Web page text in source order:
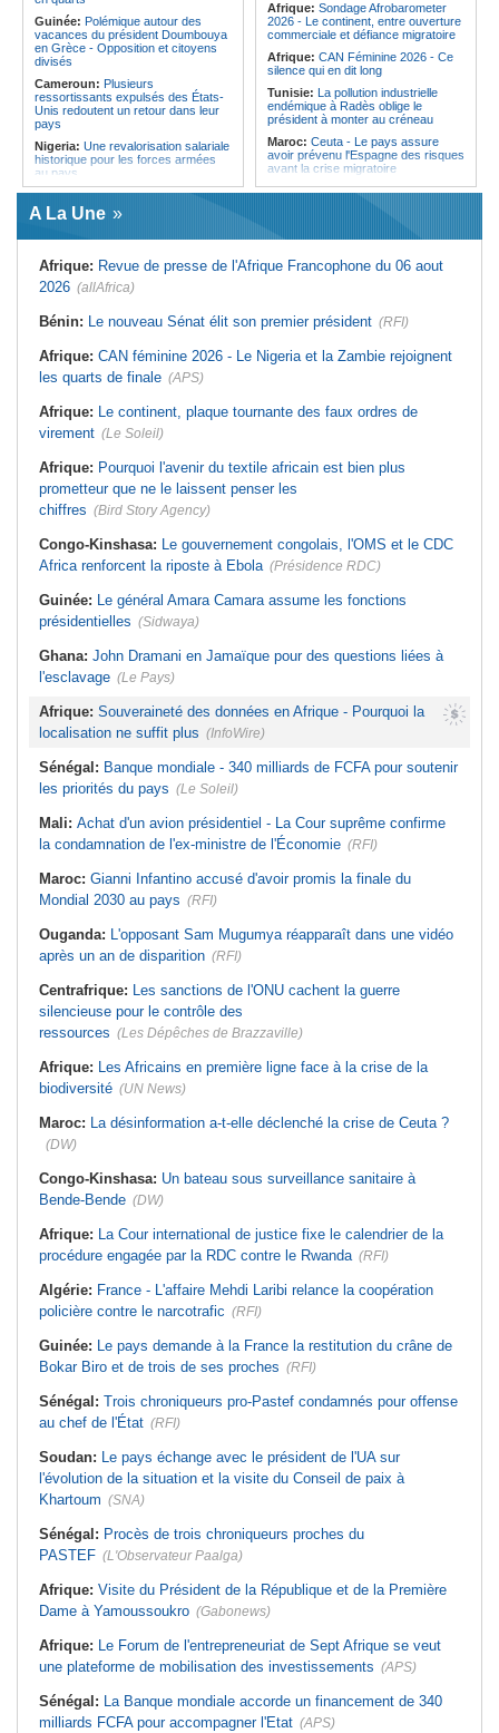
Centrafrique:Incident au pays -
Les FACA récupèrent des armes
Guinée: Polémique autour des
vacances du président Doumbouya
en Grèce - Opposition et citoyens
divisés
Cameroun: Plusieurs
ressortissants expulsés des États-
Unis redoutent un retour dans leur
pays
Nigeria: Une revalorisation salariale
historique pour les forces armées
au pays
Cameroun:Une campagne de
sensibilisation menée dans les
aéroports contre le trafic d'espèces
Mali:
Un journaliste condamné à un
an de prison au pays
Afrique:CAN féminine - La Côte
Maroc fera face à l'Afrique du Sud
Burkina Faso: RDP-RPP - Même
vision !
massacre du 28 septembre 2009,
Bienvenu Lamah promu général de
brigade
l'esclavage au coeur de la visite du
président en Jamaïque
Afrique: Sondage Afrobarometer
2026 - Le continent, entre ouverture
commerciale et défiance migratoire
Afrique: CAN Féminine 2026 - Ce
silence qui en dit long
Tunisie: La pollution industrielle
endémique à Radès oblige le
président à monter au créneau
Maroc: Ceuta - Le pays assure
avoir prévenu l'Espagne des risques
avant la crise migratoire
Afrique:CAN féminine - La Côte
investissement pour un avenir
l'Afrique francophone du 05 août
2026
Tunisie: Vers un renforcement
stratégique du partenariat
32 000 fournitures scolaires saisies
A La Une
Afrique: Revue de presse de l'Afrique Francophone du 06 aout
2026 (allAfrica)
Bénin: Le nouveau Sénat élit son premier président (RFI)
Afrique: CAN féminine 2026 - Le Nigeria et la Zambie rejoignent
les quarts de finale (APS)
Afrique: Le continent, plaque tournante des faux ordres de
virement (Le Soleil)
Afrique: Pourquoi l'avenir du textile africain est bien plus
prometteur que ne le laissent penser les
chiffres (Bird Story Agency)
Congo-Kinshasa: Le gouvernement congolais, l'OMS et le CDC
Africa renforcent la riposte à Ebola (Présidence RDC)
Guinée: Le général Amara Camara assume les fonctions
présidentielles (Sidwaya)
Ghana: John Dramani en Jamaïque pour des questions liées à
l'esclavage (Le Pays)
Afrique: Souveraineté des données en Afrique - Pourquoi la
localisation ne suffit plus (InfoWire)
Sénégal: Banque mondiale - 340 milliards de FCFA pour soutenir
les priorités du pays (Le Soleil)
Mali: Achat d'un avion présidentiel - La Cour suprême confirme
la condamnation de l'ex-ministre de l'Économie (RFI)
Maroc: Gianni Infantino accusé d'avoir promis la finale du
Mondial 2030 au pays (RFI)
Ouganda: L'opposant Sam Mugumya réapparaît dans une vidéo
après un an de disparition (RFI)
Centrafrique: Les sanctions de l'ONU cachent la guerre
silencieuse pour le contrôle des
ressources (Les Dépêches de Brazzaville)
Afrique: Les Africains en première ligne face à la crise de la
biodiversité (UN News)
Maroc: La désinformation a-t-elle déclenché la crise de Ceuta ?
(DW)
Congo-Kinshasa: Un bateau sous surveillance sanitaire à
Bende-Bende (DW)
Afrique: La Cour international de justice fixe le calendrier de la
procédure engagée par la RDC contre le Rwanda (RFI)
Algérie: France - L'affaire Mehdi Laribi relance la coopération
policière contre le narcotrafic (RFI)
Guinée: Le pays demande à la France la restitution du crâne de
Bokar Biro et de trois de ses proches (RFI)
Sénégal: Trois chroniqueurs pro-Pastef condamnés pour offense
au chef de l'État (RFI)
Soudan: Le pays échange avec le président de l'UA sur
l'évolution de la situation et la visite du Conseil de paix à
Khartoum (SNA)
Sénégal: Procès de trois chroniqueurs proches du
PASTEF (L'Observateur Paalga)
Afrique: Visite du Président de la République et de la Première
Dame à Yamoussoukro (Gabonews)
Afrique: Le Forum de l'entrepreneuriat de Sept Afrique se veut
une plateforme de mobilisation des investissements (APS)
Sénégal: La Banque mondiale accorde un financement de 340
milliards FCFA pour accompagner l'Etat (APS)